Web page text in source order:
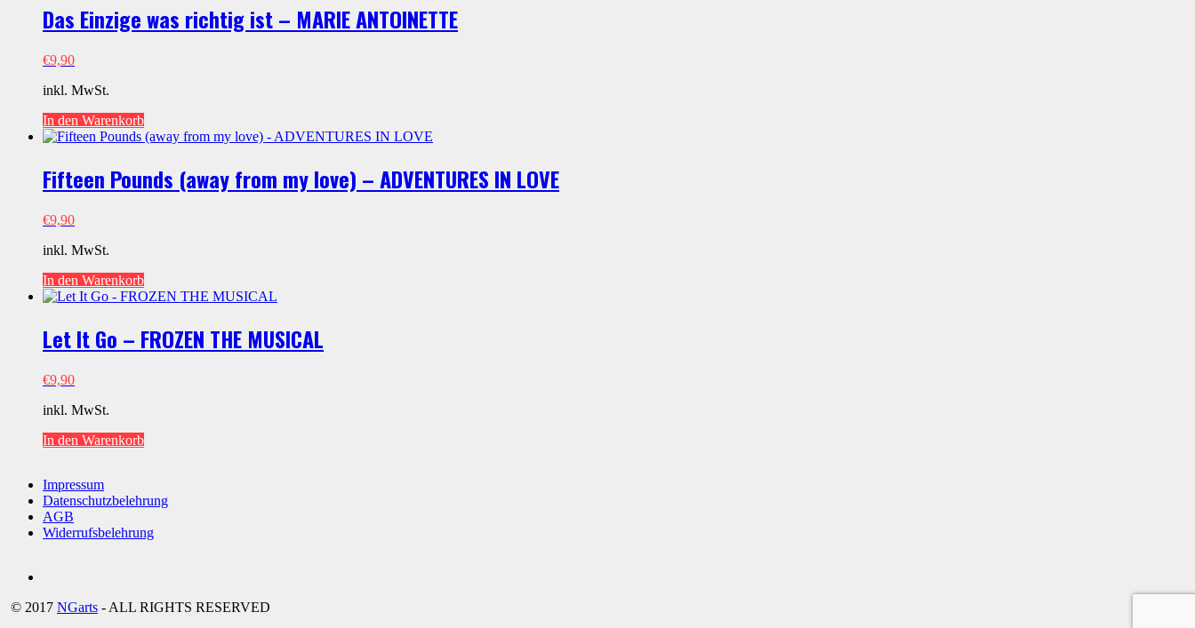
Das Einzige was richtig ist – MARIE ANTOINETTE
€9,90
inkl. MwSt.
In den Warenkorb
Fifteen Pounds (away from my love) – ADVENTURES IN LOVE
€9,90
inkl. MwSt.
In den Warenkorb
Let It Go – FROZEN THE MUSICAL
€9,90
inkl. MwSt.
In den Warenkorb
Impressum
Datenschutzbelehrung
AGB
Widerrufsbelehrung
Social
Media
© 2017 NGarts - ALL RIGHTS RESERVED